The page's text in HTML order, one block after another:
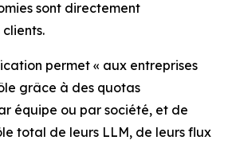
sont directement
permet « aux entreprises
grâce à des quotas
équipe ou par société, et de
total de leurs LLM, de leurs flux